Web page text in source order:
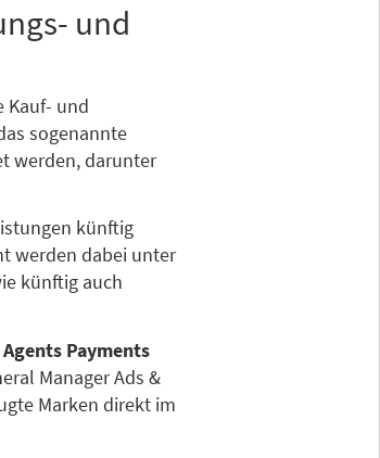
und
Kauf- und
sogenannte
werden, darunter
künftig
werden dabei unter
künftig auch
Agents Payments
Manager Ads &
Marken direkt im